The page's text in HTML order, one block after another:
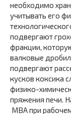
необходи­мо
учитывать его
подвергают
фракции,
валковые
подвергают
кусков коксика
физико-
пряжения печи.
МВА при